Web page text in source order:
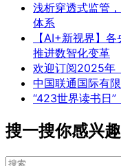
浅析穿透式监管
体系
【AI+新视界】
推进数智化变革
欢迎订阅2025年
中国联通国际有
“423世界读书日
搜一搜你感兴